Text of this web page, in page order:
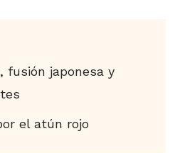
fusión japonesa y
el atún rojo